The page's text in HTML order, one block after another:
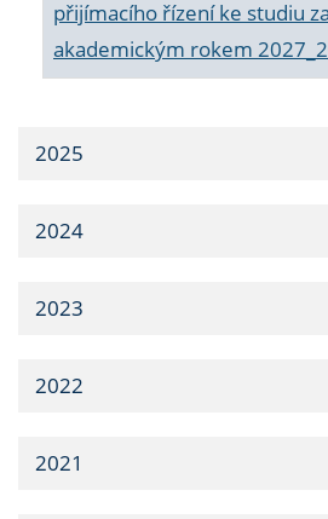
přijímacího řízení ke studiu
akademickým rokem
2025
2024
2023
2022
2021